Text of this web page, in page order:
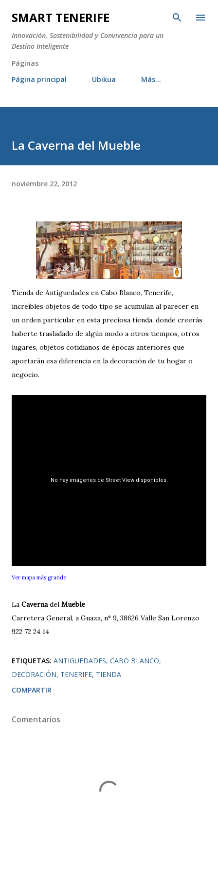
Ir al contenido principal
SMART TENERIFE
Innovación, Sostenibilidad y Convivencia para un
Destino Inteligente
Páginas
Página principal
Ubikua Más…
La Caverna del Mueble
noviembre 22, 2012
Tienda de Antiguedades en Cabo Blanco, Tenerife,
increíbles objetos de todo tipo se acumulan al parecer en
un orden particular en esta preciosa tienda, donde creerás
haberte trasladado de algún modo a otros tiempos, otros
lugares, objetos cotidianos de épocas anteriores que
aportarán esa diferencia en la decoración de tu hogar o
negocio.
Ver mapa más grande
La Cavernadel Mueble
Carretera General, a Guaza, n° 9, 38626 Valle San Lorenzo
922 72 24 14
ETIQUETAS: ANTIGUEDADES CABO BLANCO
DECORACIÓN TENERIFE TIENDA
COMPARTIR
Comentarios